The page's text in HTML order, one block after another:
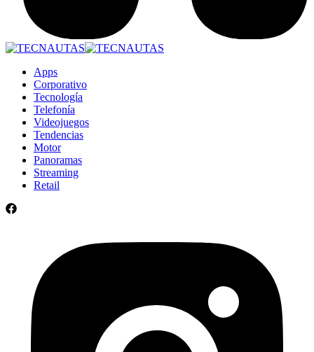
Apps
Corporativo
Tecnología
Telefonía
Videojuegos
Tendencias
Motor
Panoramas
Streaming
Retail